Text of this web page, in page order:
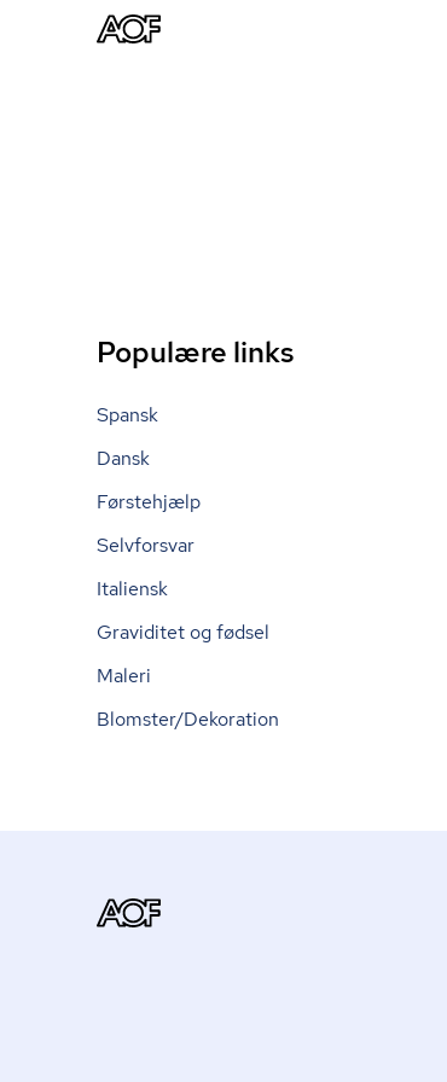
Populære links
Spansk
Dansk
Førstehjælp
Selvforsvar
Italiensk
Graviditet og fødsel
Maleri
Blomster/Dekoration